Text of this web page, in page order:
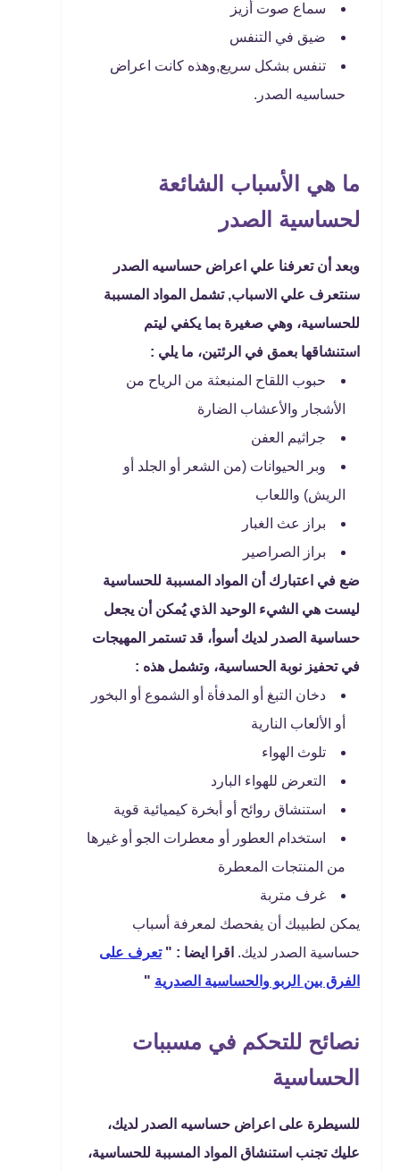
سماع صوت أزيز
ضيق في التنفس
تنفس بشكل سريع,وهذه كانت اعراض
حساسيه الصدر.
ما هي الأسباب الشائعة
لحساسية الصدر
وبعد أن تعرفنا علي اعراض حساسيه الصدر
سنتعرف علي الاسباب, تشمل المواد المسببة
للحساسية، وهي صغيرة بما يكفي ليتم
استنشاقها بعمق في الرئتين، ما يلي :
حبوب اللقاح المنبعثة من الرياح من
الأشجار والأعشاب الضارة
جراثيم العفن
وبر الحيوانات (من الشعر أو الجلد أو
الريش) واللعاب
براز عث الغبار
براز الصراصير
ضع في اعتبارك أن المواد المسببة للحساسية
ليست هي الشيء الوحيد الذي يُمكن أن يجعل
حساسية الصدر لديك أسوأ، قد تستمر المهيجات
في تحفيز نوبة الحساسية، وتشمل هذه :
دخان التبغ أو المدفأة أو الشموع أو البخور
أو الألعاب النارية
تلوث الهواء
التعرض للهواء البارد
استنشاق روائح أو أبخرة كيميائية قوية
استخدام العطور أو معطرات الجو أو غيرها
من المنتجات المعطرة
غرف متربة
يمكن لطبيبك أن يفحصك لمعرفة أسباب
حساسية الصدر لديك. اقرا ايضا : "تعرف على
الفرق بين الربو والحساسية الصدرية "
نصائح للتحكم في مسببات
الحساسية
للسيطرة على اعراض حساسيه الصدر لديك،
عليك تجنب استنشاق المواد المسببة للحساسية،